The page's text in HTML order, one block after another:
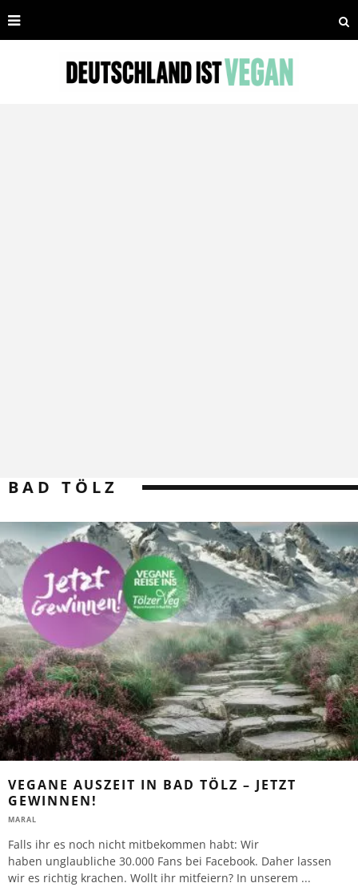
BAD TÖLZ
VEGANE AUSZEIT IN BAD TÖLZ – JETZT
GEWINNEN!
MARAL
Falls ihr es noch nicht mitbekommen habt: Wir
haben unglaubliche 30.000 Fans bei Facebook. Daher lassen
wir es richtig krachen. Wollt ihr mitfeiern? In unserem ...